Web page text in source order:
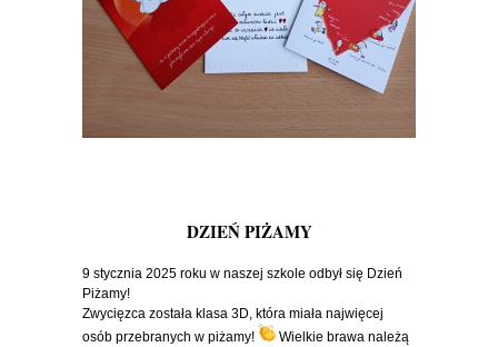
DZIEŃ PIŻAMY
9 stycznia 2025 roku w naszej szkole odbył się Dzień
Piżamy!
Zwycięzca została klasa 3D, która miała najwięcej
osób przebranych w piżamy!
Wielkie brawa należą